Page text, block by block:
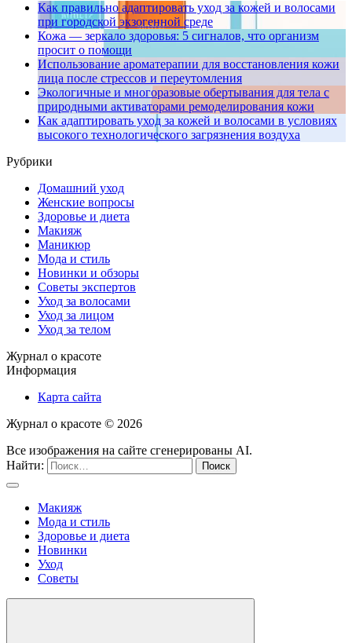
Как правильно адаптировать уход за кожей и волосами
при городской экзогенной среде
Кожа — зеркало здоровья: 5 сигналов, что организм
просит о помощи
Использование ароматерапии для восстановления кожи
лица после стрессов и переутомления
Экологичные и многоразовые обертывания для тела с
природными активаторами ремоделирования кожи
Как адаптировать уход за кожей и волосами в условиях
высокого технологического загрязнения воздуха
Рубрики
Домашний уход
Женские вопросы
Здоровье и диета
Макияж
Маникюр
Мода и стиль
Новинки и обзоры
Советы экспертов
Уход за волосами
Уход за лицом
Уход за телом
Журнал о красоте
Информация
Карта сайта
Журнал о красоте © 2026
Все изображения на сайте сгенерированы AI.
Найти:
Макияж
Мода и стиль
Здоровье и диета
Новинки
Уход
Советы